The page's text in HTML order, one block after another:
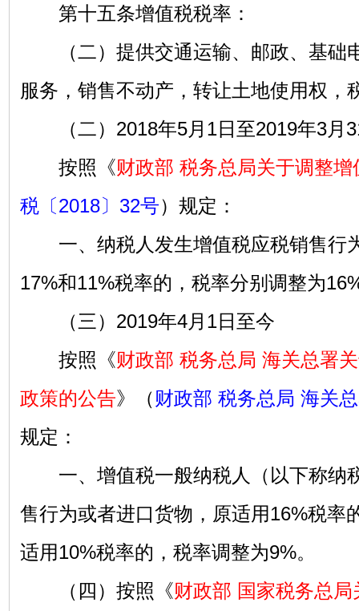
第十五条增值税税率：
（二）提供交通运输、邮政、基础
服务，销售不动产，转让土地使用权，
（二）2018年5月1日至2019年3月
按照《财政部 税务总局关于调整
税〔2018〕32号）规定：
一、纳税人发生增值税应税销售行
17%和11%税率的，税率分别调整为
（三）2019年4月1日至今
按照《财政部 税务总局 海关总署
政策的公告》（财政部 税务总局 海关
规定：
一、增值税一般纳税人（以下称纳
售行为或者进口货物，原适用16%税率
适用10%税率的，税率调整为9%。
（四）按照《财政部 国家税务总